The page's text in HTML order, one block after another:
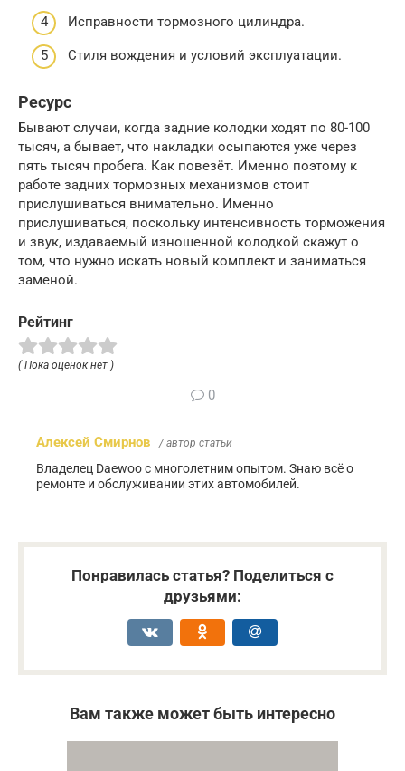
Исправности тормозного цилиндра.
Стиля вождения и условий эксплуатации.
Ресурс
Бывают случаи, когда задние колодки ходят по 80-100
тысяч, а бывает, что накладки осыпаются уже через
пять тысяч пробега. Как повезёт. Именно поэтому к
работе задних тормозных механизмов стоит
прислушиваться внимательно. Именно
прислушиваться, поскольку интенсивность торможения
и звук, издаваемый изношенной колодкой скажут о
том, что нужно искать новый комплект и заниматься
заменой.
Рейтинг
( Пока оценок нет )
0
Алексей Смирнов / автор статьи
Владелец Daewoo с многолетним опытом. Знаю всё о
ремонте и обслуживании этих автомобилей.
Понравилась статья? Поделиться с
друзьями:
Вам также может быть интересно